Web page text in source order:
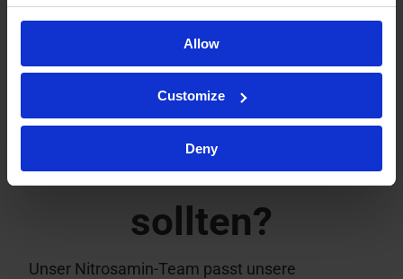
Allow
Customize
Deny
Warum Sie die
Kymos Group für
Ihre Nitrosamin-
Tests wählen
sollten?
Unser Nitrosamin-Team passt unsere